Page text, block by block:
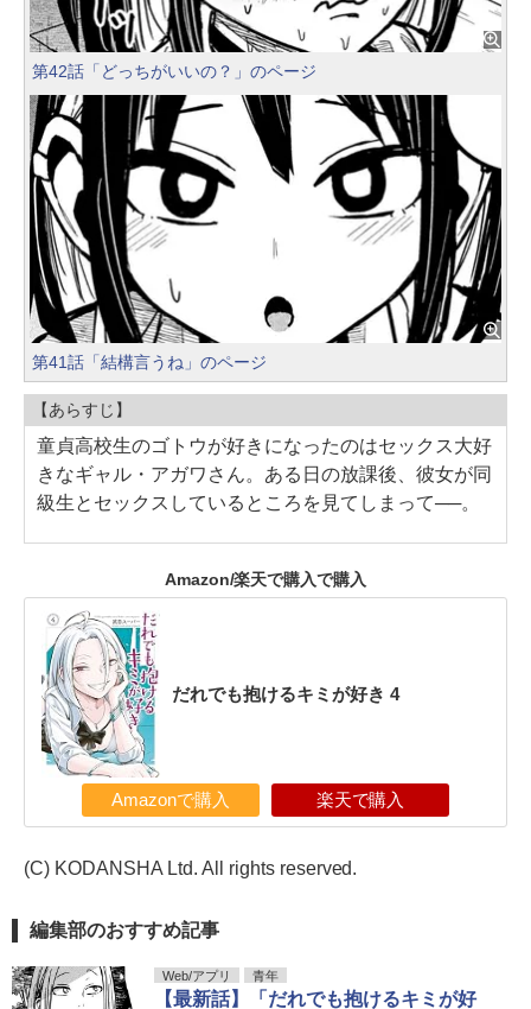
第42話「どっちがいいの？」のページ
第41話「結構言うね」のページ
【あらすじ】
童貞高校生のゴトウが好きになったのはセックス大好
きなギャル・アガワさん。ある日の放課後、彼女が同
級生とセックスしているところを見てしまって──。
Amazon/楽天で購入で購入
だれでも抱けるキミが好き 4
Amazonで購入 楽天で購入
(C) KODANSHA Ltd. All rights reserved.
編集部のおすすめ記事
Web/アプリ 青年
【最新話】「だれでも抱けるキミが好